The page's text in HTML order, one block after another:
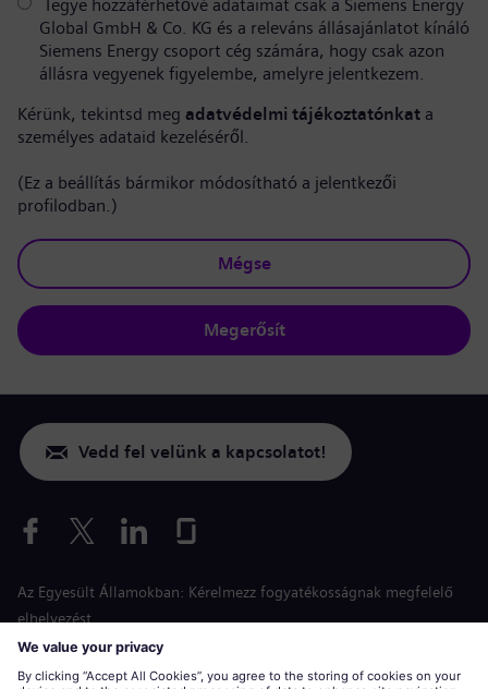
Tegye hozzáférhetővé adataimat csak a Siemens Energy
Global GmbH & Co. KG és a releváns állásajánlatot kínáló
Siemens Energy csoport cég számára, hogy csak azon
állásra vegyenek figyelembe, amelyre jelentkezem.
Kérünk, tekintsd meg adatvédelmi tájékoztatónkat a
személyes adataid kezeléséről.
(Ez a beállítás bármikor módosítható a jelentkezői
profilodban.)
Mégse
Megerősít
Vedd fel velünk a kapcsolatot!
Az Egyesült Államokban: Kérelmezz fogyatékosságnak megfelelő
elhelyezést
Esélyegyenlőség a jelentkezés során
siemens-energy.comGlobális weboldal